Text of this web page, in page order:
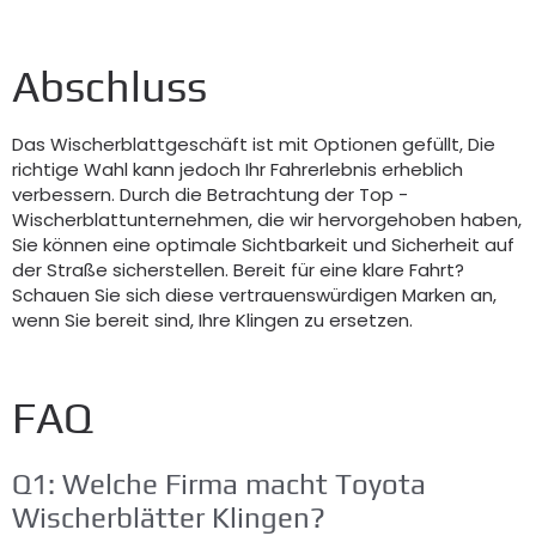
Abschluss
Das Wischerblattgeschäft ist mit Optionen gefüllt, Die
richtige Wahl kann jedoch Ihr Fahrerlebnis erheblich
verbessern. Durch die Betrachtung der Top -
Wischerblattunternehmen, die wir hervorgehoben haben,
Sie können eine optimale Sichtbarkeit und Sicherheit auf
der Straße sicherstellen. Bereit für eine klare Fahrt?
Schauen Sie sich diese vertrauenswürdigen Marken an,
wenn Sie bereit sind, Ihre Klingen zu ersetzen.
FAQ
Q1: Welche Firma macht Toyota
Wischerblätter Klingen?